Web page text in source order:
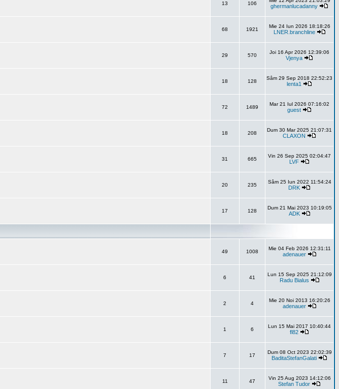
13 106 ghermanlucadanny
68 1921
Mie 24 Iun 2026 18:18:26
LNER.branchline
29 570
Joi 16 Apr 2026 12:39:06
Vjenya
18 128
Sâm 29 Sep 2018 22:52:23
lenta1
72 1489
Mar 21 Iul 2026 07:16:02
guest
18 208
Dum 30 Mar 2025 21:07:31
CLAXON
31 665
Vin 26 Sep 2025 02:04:47
LVF
20 235
Sâm 25 Iun 2022 11:54:24
DRK
17 128
Dum 21 Mai 2023 10:19:05
ADK
49 1008
Mie 04 Feb 2026 12:31:11
adenauer
6 41
Lun 15 Sep 2025 21:12:09
Radu Bialus
2 4
Mie 20 Noi 2013 16:20:26
adenauer
1 6
Lun 15 Mai 2017 10:40:44
fl82
7 17
Dum 08 Oct 2023 22:02:39
BaditaStefanGalati
11 47
Vin 25 Aug 2023 14:12:06
Stefan Tudor